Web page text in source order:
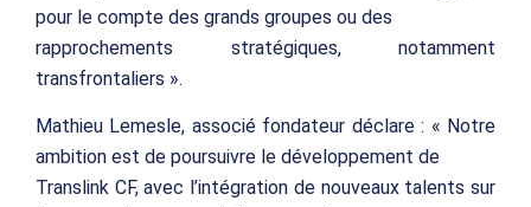
pour le compte des grands groupes ou des
rapprochements stratégiques, notamment
transfrontaliers ».
Mathieu Lemesle, associé fondateur déclare : « Notre
ambition est de poursuivre le développement de
Translink CF, avec l’intégration de nouveaux talents sur